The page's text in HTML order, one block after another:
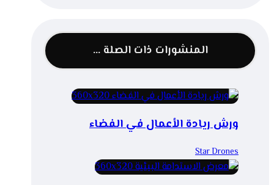
المنشورات ذات الصلة ...
ورش ريادة الأعمال في الفضاء
Star Drones